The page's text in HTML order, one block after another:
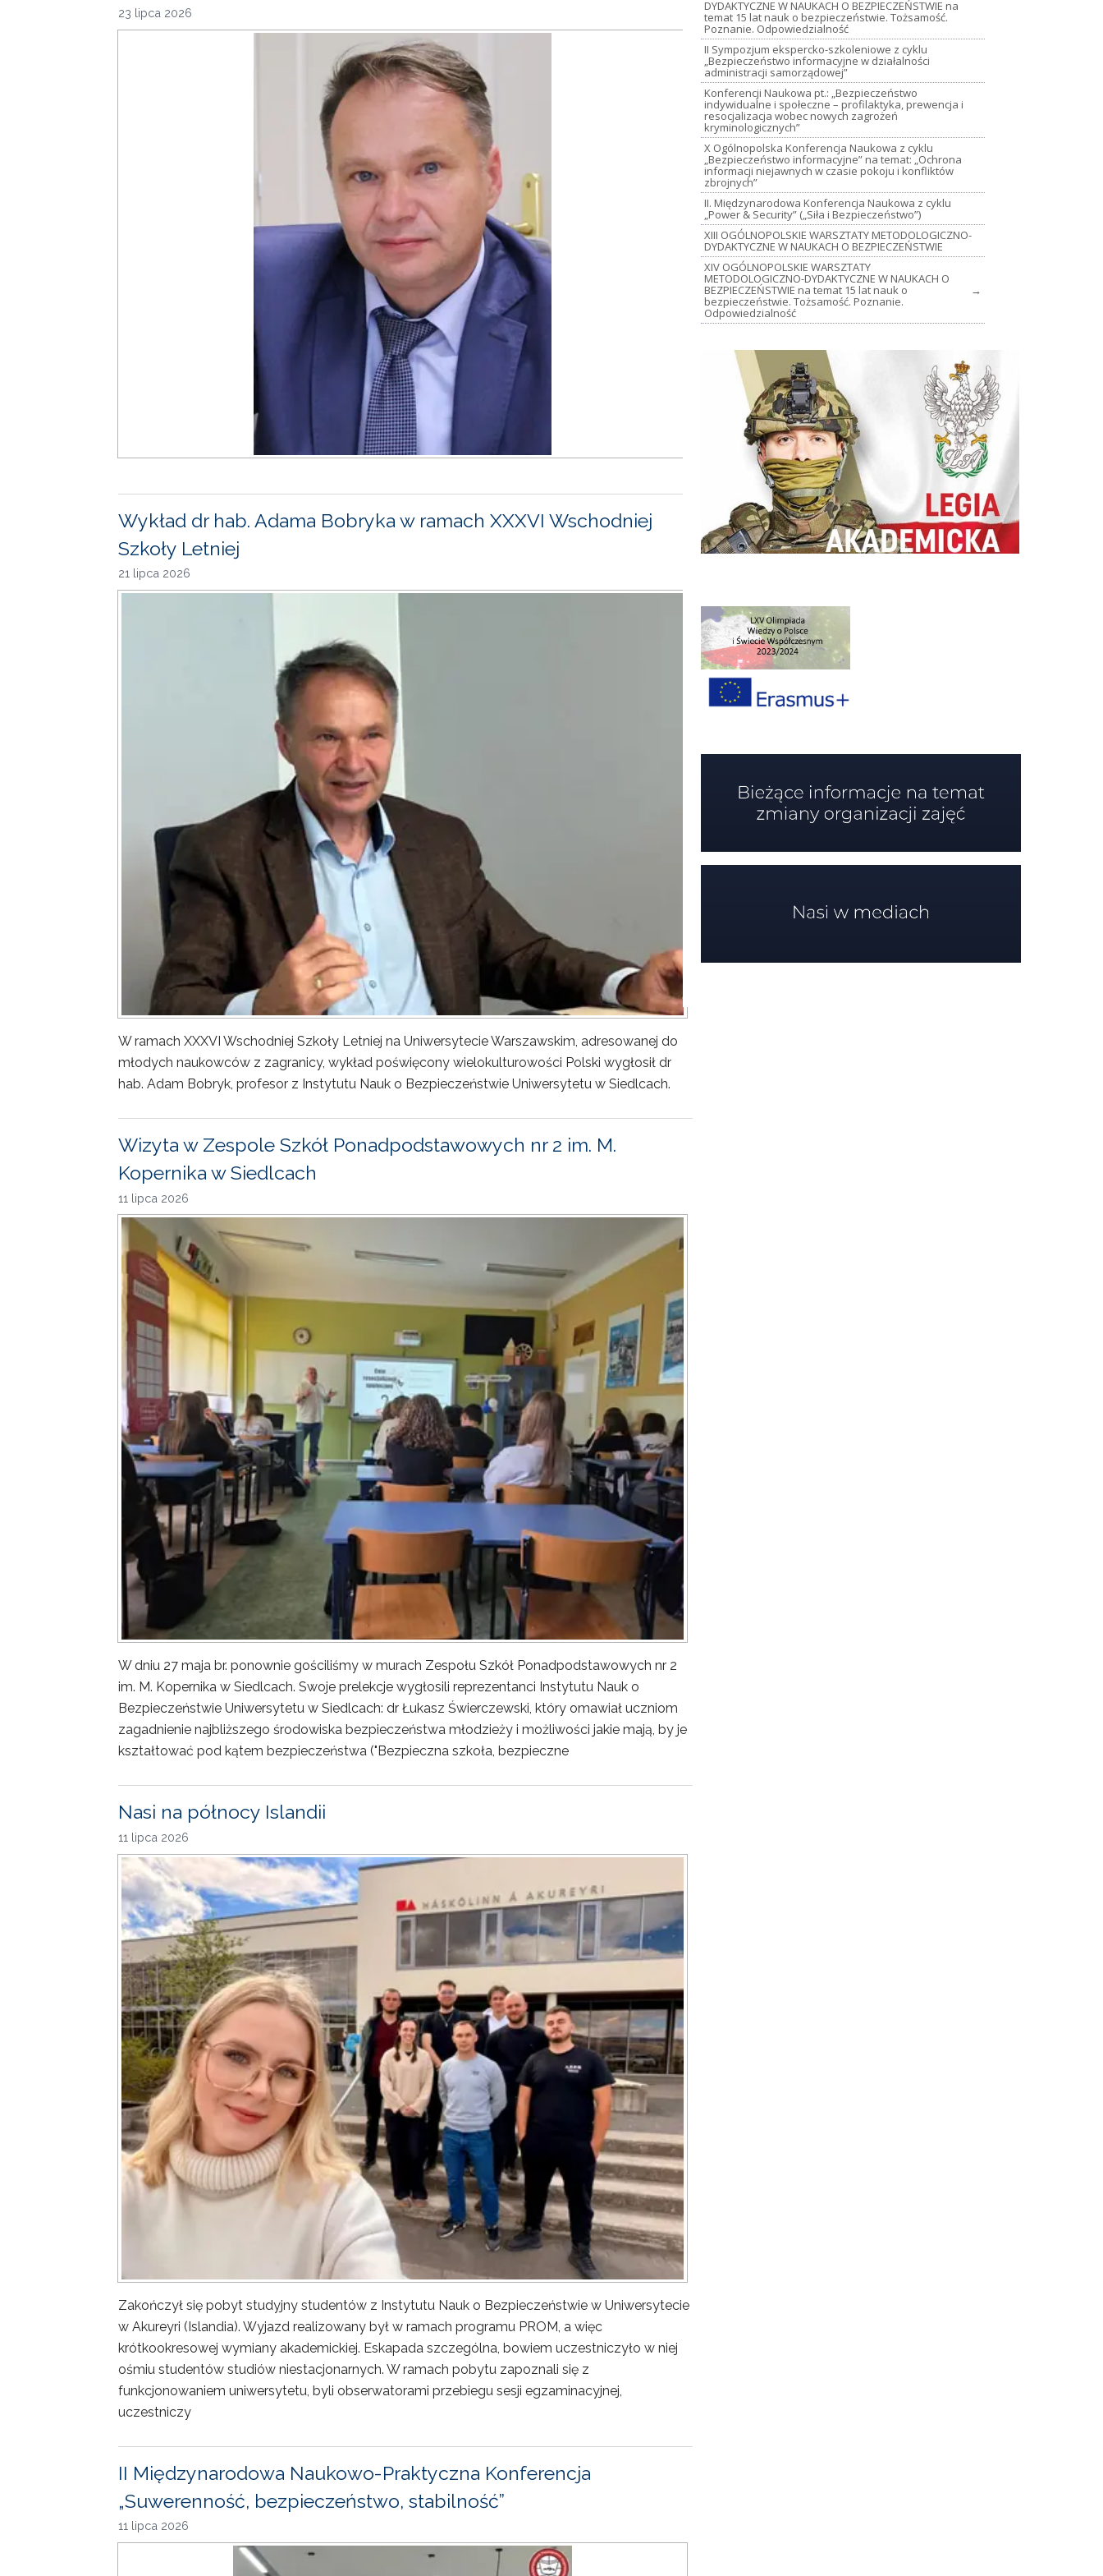
23 lipca 2026
Wykład dr hab. Adama Bobryka w ramach XXXVI Wschodniej
Szkoły Letniej
21 lipca 2026
W ramach XXXVI Wschodniej Szkoły Letniej na Uniwersytecie Warszawskim, adresowanej do
młodych naukowców z zagranicy, wykład poświęcony wielokulturowości Polski wygłosił dr
hab. Adam Bobryk, profesor z Instytutu Nauk o Bezpieczeństwie Uniwersytetu w Siedlcach.
Wizyta w Zespole Szkół Ponadpodstawowych nr 2 im. M.
Kopernika w Siedlcach
11 lipca 2026
W dniu 27 maja br. ponownie gościliśmy w murach Zespołu Szkół Ponadpodstawowych nr 2
im. M. Kopernika w Siedlcach. Swoje prelekcje wygłosili reprezentanci Instytutu Nauk o
Bezpieczeństwie Uniwersytetu w Siedlcach: dr Łukasz Świerczewski, który omawiał uczniom
zagadnienie najbliższego środowiska bezpieczeństwa młodzieży i możliwości jakie mają, by je
kształtować pod kątem bezpieczeństwa ("Bezpieczna szkoła, bezpieczne
Nasi na północy Islandii
11 lipca 2026
Zakończył się pobyt studyjny studentów z Instytutu Nauk o Bezpieczeństwie w Uniwersytecie
w Akureyri (Islandia). Wyjazd realizowany był w ramach programu PROM, a więc
krótkookresowej wymiany akademickiej. Eskapada szczególna, bowiem uczestniczyło w niej
ośmiu studentów studiów niestacjonarnych. W ramach pobytu zapoznali się z
funkcjonowaniem uniwersytetu, byli obserwatorami przebiegu sesji egzaminacyjnej,
uczestniczy
II Międzynarodowa Naukowo-Praktyczna Konferencja
„Suwerenność, bezpieczeństwo, stabilność”
11 lipca 2026
DYDAKTYCZNE W NAUKACH O BEZPIECZEŃSTWIE na
temat 15 lat nauk o bezpieczeństwie. Tożsamość.
Poznanie. Odpowiedzialność
II Sympozjum ekspercko-szkoleniowe z cyklu
„Bezpieczeństwo informacyjne w działalności
administracji samorządowej”
Konferencji Naukowa pt.: „Bezpieczeństwo
indywidualne i społeczne – profilaktyka, prewencja i
resocjalizacja wobec nowych zagrożeń
kryminologicznych”
X Ogólnopolska Konferencja Naukowa z cyklu
„Bezpieczeństwo informacyjne” na temat: „Ochrona
informacji niejawnych w czasie pokoju i konfliktów
zbrojnych”
II. Międzynarodowa Konferencja Naukowa z cyklu
„Power & Security” („Siła i Bezpieczeństwo”)
XIII OGÓLNOPOLSKIE WARSZTATY METODOLOGICZNO-
DYDAKTYCZNE W NAUKACH O BEZPIECZEŃSTWIE
XIV OGÓLNOPOLSKIE WARSZTATY
METODOLOGICZNO-DYDAKTYCZNE W NAUKACH O
BEZPIECZEŃSTWIE na temat 15 lat nauk o
bezpieczeństwie. Tożsamość. Poznanie.
Odpowiedzialność
→